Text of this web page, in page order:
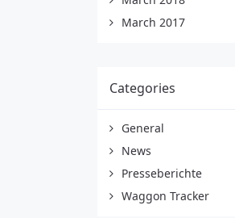
March 2017
Categories
General
News
Presseberichte
Waggon Tracker